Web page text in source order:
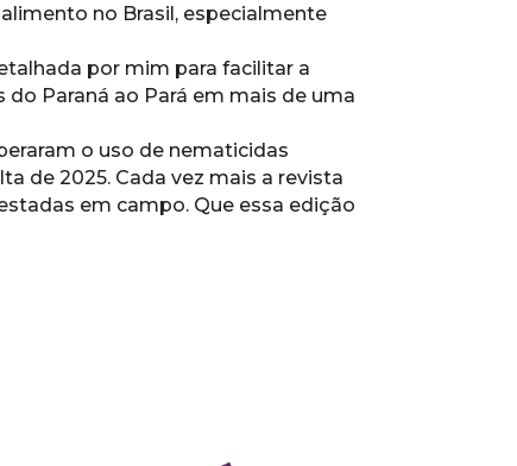
no Brasil, especialmente
por mim para facilitar a
Paraná ao Pará em mais de uma
o uso de nematicidas
de 2025. Cada vez mais a revista
em campo. Que essa edição